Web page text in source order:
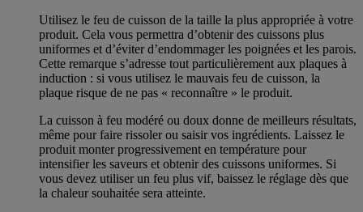
Utilisez le feu de cuisson de la taille la plus appropriée à votre
produit. Cela vous permettra d’obtenir des cuissons plus
uniformes et d’éviter d’endommager les poignées et les parois.
Cette remarque s’adresse tout particulièrement aux plaques à
induction : si vous utilisez le mauvais feu de cuisson, la
plaque risque de ne pas « reconnaître » le produit.
La cuisson à feu modéré ou doux donne de meilleurs résultats,
même pour faire rissoler ou saisir vos ingrédients. Laissez le
produit monter progressivement en température pour
intensifier les saveurs et obtenir des cuissons uniformes. Si
vous devez utiliser un feu plus vif, baissez le réglage dès que
la chaleur souhaitée sera atteinte.